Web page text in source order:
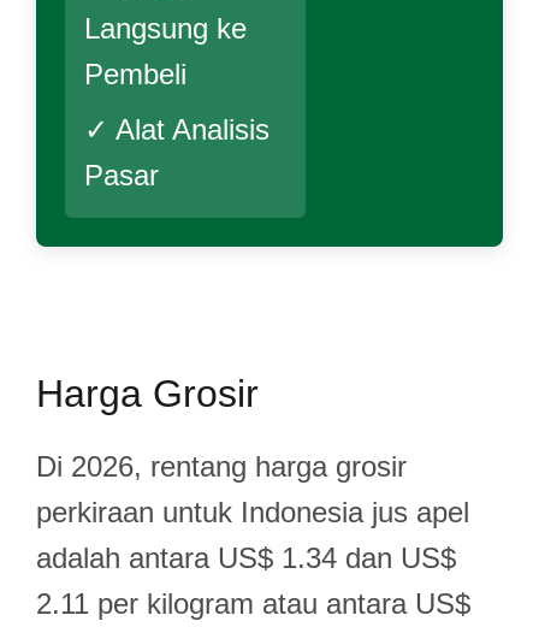
Langsung ke
Pembeli
✓ Alat Analisis
Pasar
Harga Grosir
Di 2026, rentang harga grosir
perkiraan untuk Indonesia jus apel
adalah antara US$ 1.34 dan US$
2.11 per kilogram atau antara US$